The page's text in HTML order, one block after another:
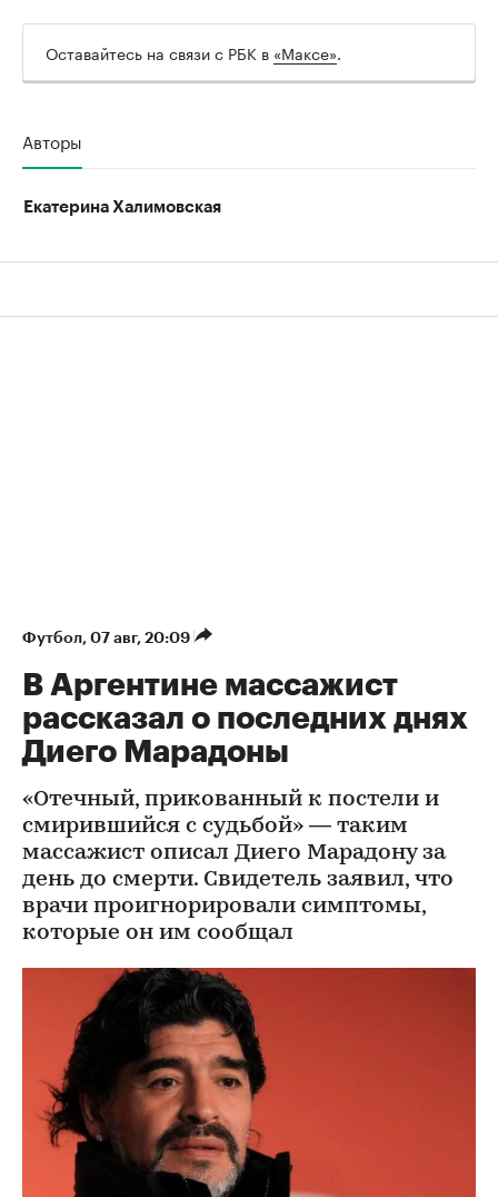
Оставайтесь на связи с РБК в «Максе».
Авторы
Екатерина Халимовская
Футбол⁠, 07 авг, 20:09
В Аргентине массажист
рассказал о последних днях
Диего Марадоны
«Отечный, прикованный к постели и
смирившийся с судьбой» — таким
массажист описал Диего Марадону за
день до смерти. Свидетель заявил, что
врачи проигнорировали симптомы,
которые он им сообщал